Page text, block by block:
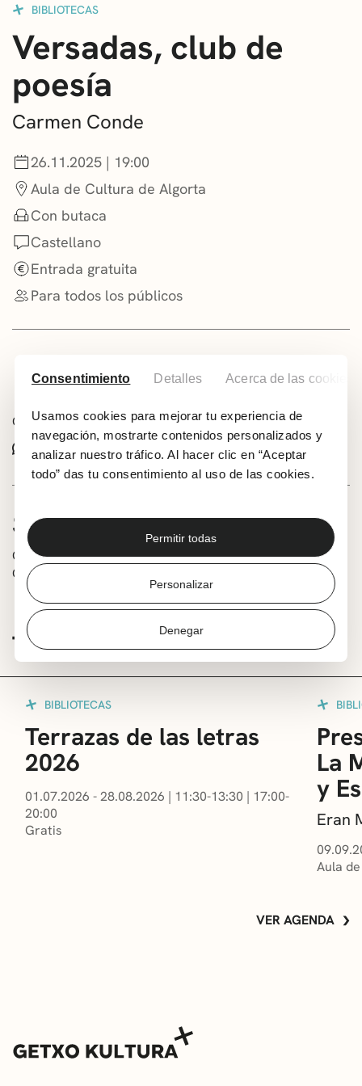
Consentimiento Detalles Acerca de las cookies
Usamos cookies para mejorar tu experiencia de
navegación, mostrarte contenidos personalizados y
analizar nuestro tráfico. Al hacer clic en “Aceptar
todo” das tu consentimiento al uso de las cookies.
Permitir todas
Personalizar
Denegar
NOTICIAS
GETXO KULTURA
ASOCIACIONES CULTURALES
BIBLIOTECAS
Versadas, club de
poesía
Carmen Conde
26.11.2025 | 19:00
Aula de Cultura de Algorta
Con butaca
Castellano
Entrada gratuita
Para todos los públicos
Añadir a tu calendario
Comparte este evento:
Whatsapp
Facebook X
SOBRE LA ACTIVIDAD
Club de poesía Versadas, en relación a la obra de
Carmen Conde.
TE PUEDE INTERESAR
BIBLIOTECAS
Terrazas de las letras
2026
01.07.2026 - 28.08.2026 | 11:30-13:30 | 17:00-
20:00
Gratis
La
y
Eran
Aula
VER AGENDA